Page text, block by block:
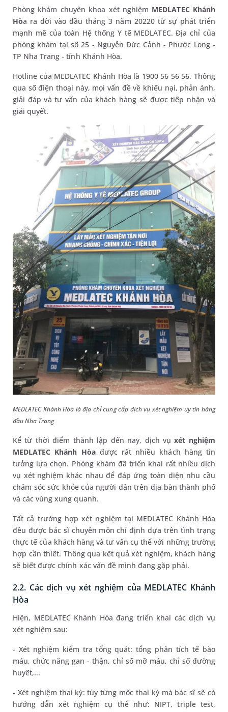
Phòng khám chuyên khoa xét nghiệm MEDLATEC Khánh
Hòa ra đời vào đầu tháng 3 năm 20220 từ sự phát triển
mạnh mẽ của toàn Hệ thống Y tế MEDLATEC. Địa chỉ của
phòng khám tại số 25 - Nguyễn Đức Cảnh - Phước Long -
TP Nha Trang - tỉnh Khánh Hòa.
Hotline của MEDLATEC Khánh Hòa là 1900 56 56 56. Thông
qua số điện thoại này, mọi vấn đề về khiếu nại, phản ánh,
giải đáp và tư vấn của khách hàng sẽ được tiếp nhận và
giải quyết.
MEDLATEC Khánh Hòa là địa chỉ cung cấp dịch vụ xét nghiệm uy tín hàng
đầu Nha Trang
Kể từ thời điểm thành lập đến nay, dịch vụxét nghiệm
MEDLATEC Khánh Hòađược rất nhiều khách hàng tin
tưởng lựa chọn. Phòng khám đã triển khai rất nhiều dịch
vụ xét nghiệm khác nhau để đáp ứng toàn diện nhu cầu
chăm sóc sức khỏe của người dân trên địa bàn thành phố
và các vùng xung quanh.
Tất cả trường hợp xét nghiệm tại MEDLATEC Khánh Hòa
đều được bác sĩ chuyên môn chỉ định dựa trên tình trạng
thực tế của khách hàng và tư vấn cụ thể với những trường
hợp cần thiết. Thông qua kết quả xét nghiệm, khách hàng
sẽ biết được chính xác vấn đề mình đang gặp phải.
2.2. Các dịch vụ xét nghiệm của MEDLATEC Khánh
Hòa
Hiện, MEDLATEC Khánh Hòa đang triển khai các dịch vụ
xét nghiệm sau:
- Xét nghiệm kiểm tra tổng quát: tổng phân tích tế bào
máu, chức năng gan - thận, chỉ số mỡ máu, chỉ số đường
huyết,...
- Xét nghiệm thai kỳ: tùy từng mốc thai kỳ mà bác sĩ sẽ có
hướng dẫn xét nghiệm cụ thể như: NIPT, triple test,